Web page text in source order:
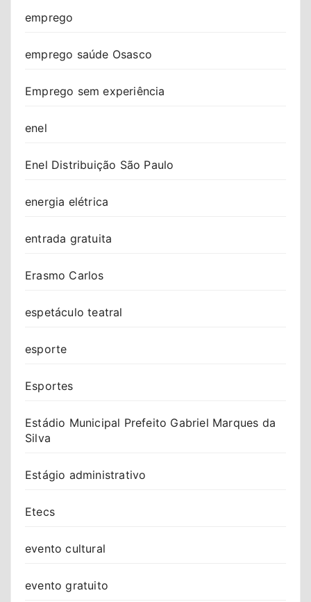
emprego
emprego saúde Osasco
Emprego sem experiência
enel
Enel Distribuição São Paulo
energia elétrica
entrada gratuita
Erasmo Carlos
espetáculo teatral
esporte
Esportes
Estádio Municipal Prefeito Gabriel Marques da
Silva
Estágio administrativo
Etecs
evento cultural
evento gratuito